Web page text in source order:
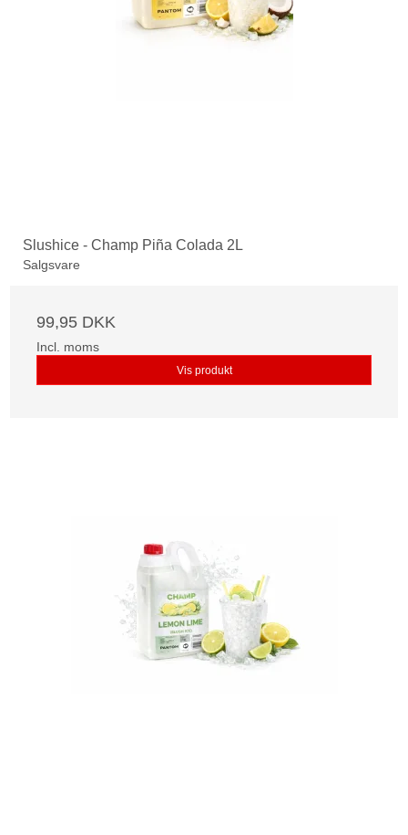
Slushice - Champ Piña Colada 2L
Salgsvare
99,95 DKK
Incl. moms
Vis produkt